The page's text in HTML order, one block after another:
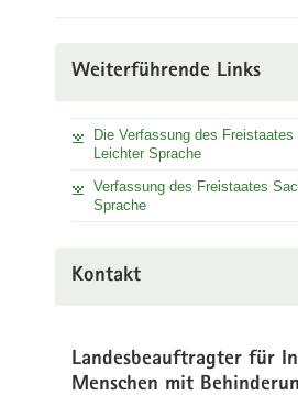
Weiterführende Links
Die Verfassung des
Leichter Sprache
Verfassung des Freistaates
Sprache
Kontakt
Landesbeauftragter für
Menschen mit